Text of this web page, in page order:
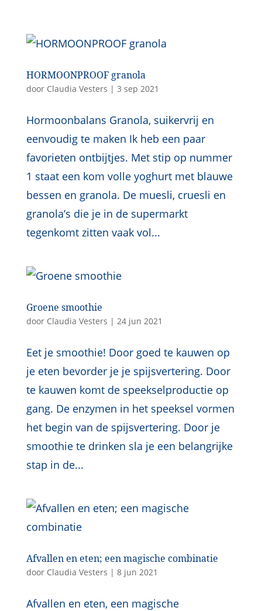
HORMOONPROOF granola
door Claudia Vesters | 3 sep 2021
Hormoonbalans Granola, suikervrij en
eenvoudig te maken Ik heb een paar
favorieten ontbijtjes. Met stip op nummer
1 staat een kom volle yoghurt met blauwe
bessen en granola. De muesli, cruesli en
granola’s die je in de supermarkt
tegenkomt zitten vaak vol...
Groene smoothie
door Claudia Vesters | 24 jun 2021
Eet je smoothie! Door goed te kauwen op
je eten bevorder je je spijsvertering. Door
te kauwen komt de speekselproductie op
gang. De enzymen in het speeksel vormen
het begin van de spijsvertering. Door je
smoothie te drinken sla je een belangrijke
stap in de...
Afvallen en eten; een magische combinatie
door Claudia Vesters | 8 jun 2021
Afvallen en eten, een magische